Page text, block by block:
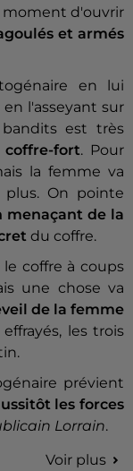
moment d'ouvrir
et armés
en lui
l'asseyant sur
est très
fort. Pour
la femme va
On pointe
menaçant de la
du coffre.
coffre à coups
une chose va
de la femme
les trois
prévient
les forces
Lorrain.
Voir plus